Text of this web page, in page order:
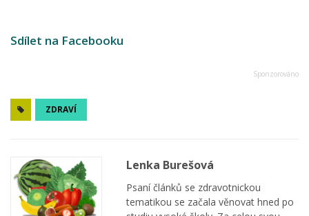
Sdílet na Facebooku
ZDRAVÍ
Lenka Burešová
Psaní článků se zdravotnickou
tematikou se začala věnovat hned po